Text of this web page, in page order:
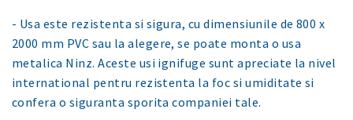
- Usa este rezistenta si sigura, cu dimensiunile de 800 x
2000 mm PVC sau la alegere, se poate monta o usa
metalica Ninz. Aceste usi ignifuge sunt apreciate la nivel
international pentru rezistenta la foc si umiditate si
confera o siguranta sporita companiei tale.